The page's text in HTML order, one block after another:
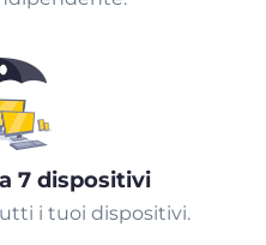
7 dispositivi
i tuoi dispositivi.